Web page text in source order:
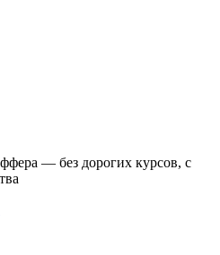
— без дорогих курсов, с